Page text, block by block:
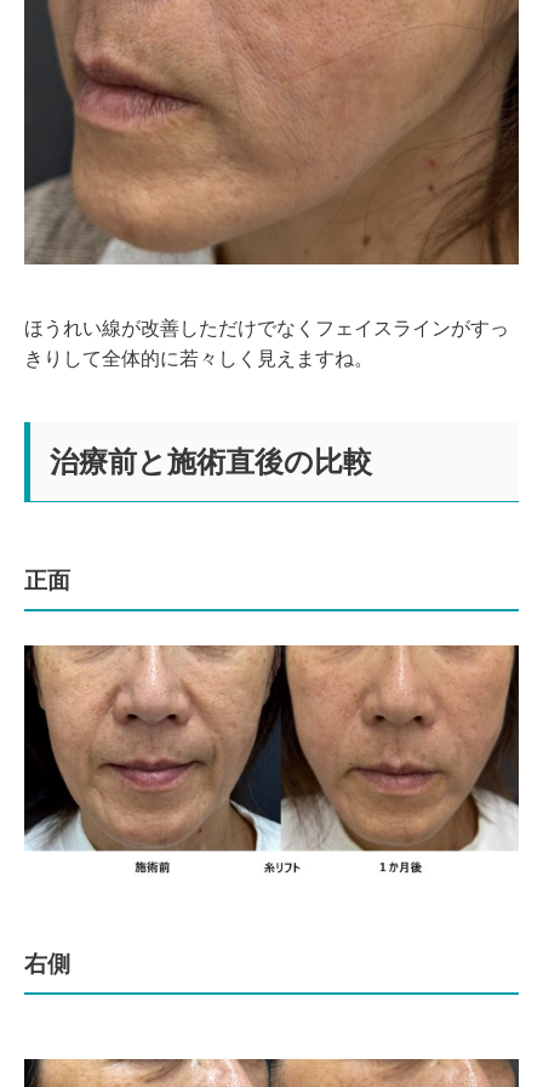
ほうれい線が改善しただけでなくフェイスラインがすっ
きりして全体的に若々しく見えますね。
治療前と施術直後の比較
正面
右側